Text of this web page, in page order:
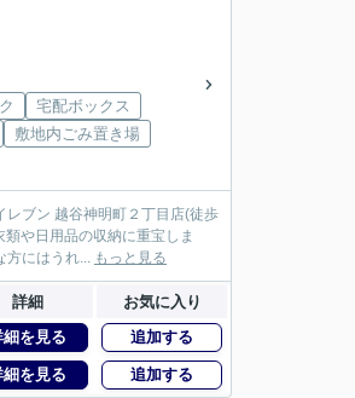
宅配ボックス
敷地内ごみ置き場
ブン 越谷神明町２丁目店(徒歩
や日用品の収納に重宝しま
方にはうれ... もっと見る
詳細 お気に入り
細を見る 追加する
細を見る 追加する